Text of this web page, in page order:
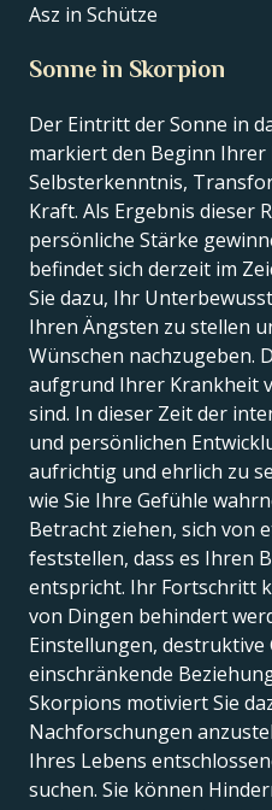
Asz in Schütze
Sonne in Skorpion
Der Eintritt der Sonne in
markiert den Beginn Ihrer
Selbsterkenntnis,
Kraft. Als Ergebnis dieser
persönliche Stärke
befindet sich derzeit im
Sie dazu, Ihr
Ihren Ängsten zu stellen
Wünschen nachzugeben.
aufgrund Ihrer Krankheit
sind. In dieser Zeit der
und persönlichen
aufrichtig und ehrlich zu
wie Sie Ihre Gefühle
Betracht ziehen, sich von
feststellen, dass es Ihren
entspricht. Ihr Fortschritt
von Dingen behindert
Einstellungen, destruktive
einschränkende
Skorpions motiviert Sie
Nachforschungen
Ihres Lebens
suchen. Sie können